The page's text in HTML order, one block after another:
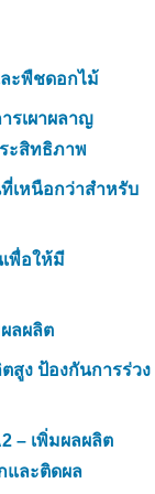
ะพืชดอกไม้
รเผาผลาญ
ะสิทธิภาพ
เหนือกว่าสำหรับ
พื่อให้มี
ลผลิต
สูง ป้องกันการร่วง
– เพิ่มผลผลิต
และติดผล